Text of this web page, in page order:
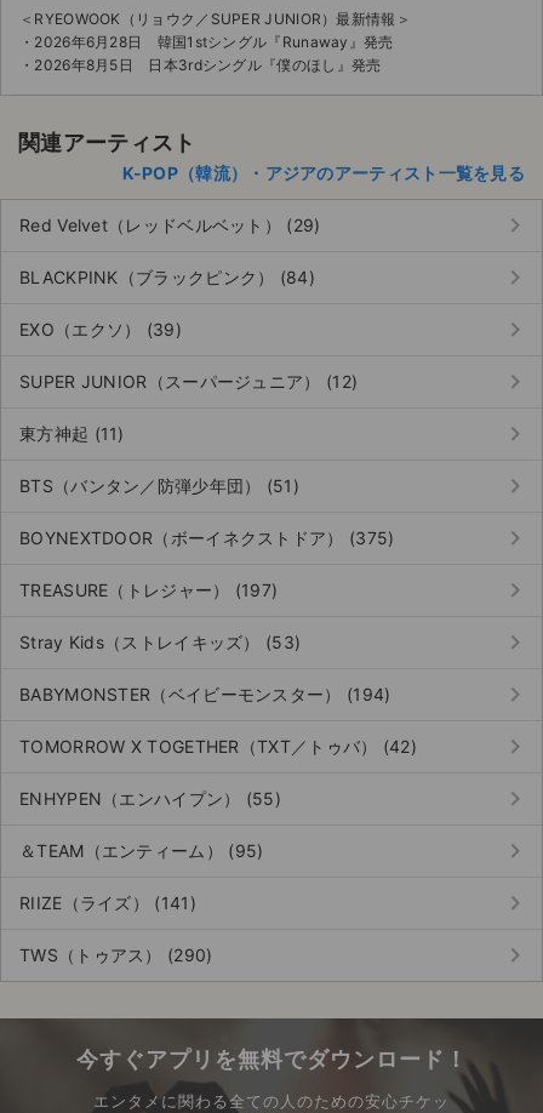
＜RYEOWOOK（リョウク／SUPER JUNIOR）最新情報＞
・2026年6月28日 韓国1stシングル『Runaway』発売
・2026年8月5日 日本3rdシングル『僕のほし』発売
関連アーティスト
K-POP（韓流）・アジアのアーティスト一覧を見る
Red Velvet（レッドベルベット） (29) keyboard_arrow_right
BLACKPINK（ブラックピンク） (84) keyboard_arrow_right
EXO（エクソ） (39) keyboard_arrow_right
SUPER JUNIOR（スーパージュニア） (12) keyboard_arrow_right
東方神起 (11) keyboard_arrow_right
BTS（バンタン／防弾少年団） (51) keyboard_arrow_right
BOYNEXTDOOR（ボーイネクストドア） (375) keyboard_arrow_right
TREASURE（トレジャー） (197) keyboard_arrow_right
Stray Kids（ストレイキッズ） (53) keyboard_arrow_right
BABYMONSTER（ベイビーモンスター） (194) keyboard_arrow_right
TOMORROW X TOGETHER（TXT／トゥバ） (42) keyboard_arrow_right
ENHYPEN（エンハイプン） (55) keyboard_arrow_right
＆TEAM（エンティーム） (95) keyboard_arrow_right
RIIZE（ライズ） (141) keyboard_arrow_right
TWS（トゥアス） (290) keyboard_arrow_right
今すぐアプリを無料でダウンロード！
エンタメに関わる全ての人のための安心チケッ